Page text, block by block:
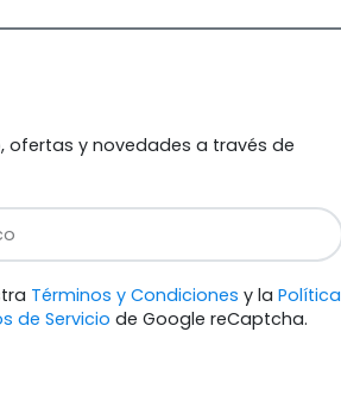
ofertas y novedades a través de
Términos y Condiciones y la Política
de Servicio de Google reCaptcha.